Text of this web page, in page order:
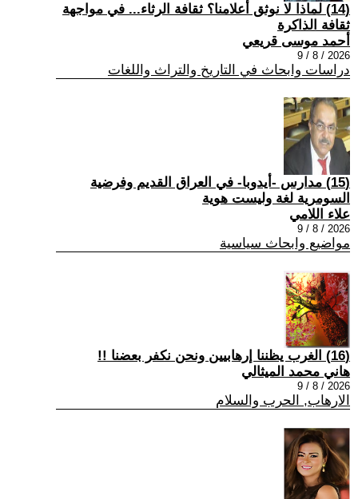
(14) لماذا لا نوثق أعلامنا؟ ثقافة الرثاء... في مواجهة
ثقافة الذاكرة
أحمد موسى قريعي
2026 / 8 / 9
دراسات وابحاث في التاريخ والتراث واللغات
(15) مدارس -أيدوبا- في العراق القديم وفرضية
السومرية لغة وليست هوية
علاء اللامي
2026 / 8 / 9
مواضيع وابحاث سياسية
(16) الغرب يظننا إرهابيين ونحن نكفر بعضنا !!
هاني محمد الميثالي
2026 / 8 / 9
الارهاب, الحرب والسلام